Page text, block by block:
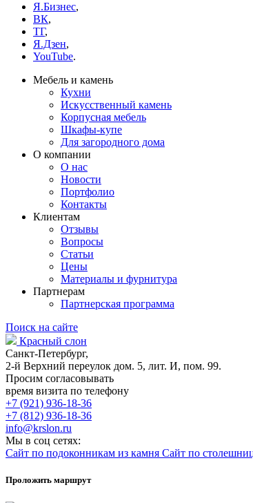
Я.Бизнес,
ВК,
ТГ,
Я.Дзен,
YouTube.
Мебель и камень
Кухни
Искусственный камень
Корпусная мебель
Шкафы-купе
Для загородного дома
О компании
О нас
Новости
Портфолио
Контакты
Клиентам
Отзывы
Вопросы
Статьи
Цены
Материалы и фурнитура
Партнерам
Партнерская программа
Поиск на сайте
Красный слон
Санкт-Петербург,
2-й Верхний переулок дом. 5, лит. И, пом. 99.
Просим согласовывать
время визита по телефону
+7 (921) 936-18-36
+7 (812) 936-18-36
info@krslon.ru
Мы в соц сетях:
Сайт по подоконникам из камня Сайт по
Проложить маршрут